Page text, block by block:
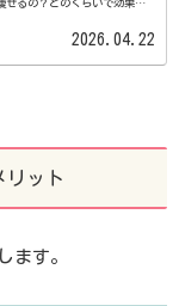
せるの？どのくらいで効果を
2026.04.22
リット
ます。